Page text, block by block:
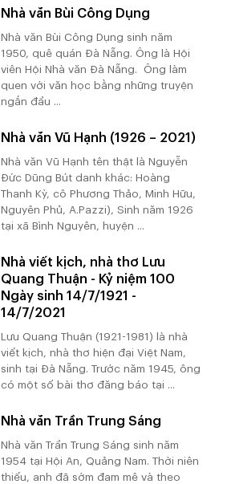
Nhà văn Bùi Công Dụng
Nhà văn Bùi Công Dụng sinh năm
1950, quê quán Đà Nẵng. Ông là Hội
viên Hội Nhà văn Đà Nẵng. Ông làm
quen với văn học bằng những truyện
ngắn đầu ...
Nhà văn Vũ Hạnh (1926 – 2021)
Nhà văn Vũ Hạnh tên thật là Nguyễn
Đức Dũng Bút danh khác: Hoàng
Thanh Kỳ, cô Phương Thảo, Minh Hữu,
Nguyên Phủ, A.Pazzi), Sinh năm 1926
tại xã Bình Nguyên, huyện ...
Nhà viết kịch, nhà thơ Lưu
Quang Thuận - Kỷ niệm 100
Ngày sinh 14/7/1921 -
14/7/2021
Lưu Quang Thuận (1921-1981) là nhà
viết kịch, nhà thơ hiện đại Việt Nam,
sinh tại Đà Nẵng. Trước năm 1945, ông
có một số bài thơ đăng báo tại ...
Nhà văn Trần Trung Sáng
Nhà văn Trần Trung Sáng sinh năm
1954 tại Hội An, Quảng Nam. Thời niên
thiếu, anh đã sớm đam mê và theo